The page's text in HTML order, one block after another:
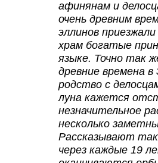
афинянам и
очень древним
эллинов
храм богатые
языке. Точно так
древние времена в
родство с
луна кажется
незначительное
несколько
Рассказывают
через каждые 19